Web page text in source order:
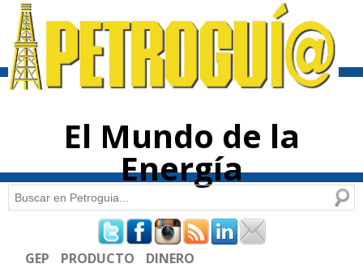
contenido
El Mundo de la
Energía
Formulario de búsqueda
Buscar
GEP PRODUCTO DINERO